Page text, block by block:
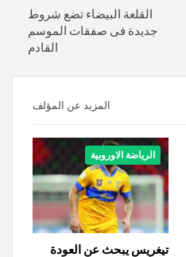
القلعة البيضاء تضع شروط
جديدة فى صفقات الموسم
القادم
المزيد عن المؤلف
الرياضة الاوروبية
تيغريس يبحث عن العودة